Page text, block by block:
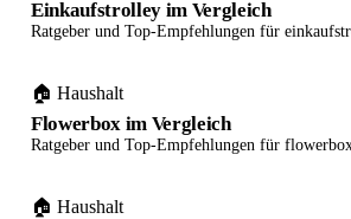
Einkaufstrolley im Vergleich
Ratgeber und Top-Empfehlungen für
🏠 Haushalt
Flowerbox im Vergleich
Ratgeber und Top-Empfehlungen für
🏠 Haushalt